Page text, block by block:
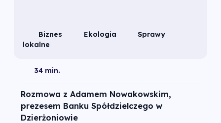
Biznes Ekologia
Sprawy
lokalne
34 min.
Rozmowa z Adamem Nowakowskim,
prezesem Banku Spółdzielczego w
Dzierżoniowie